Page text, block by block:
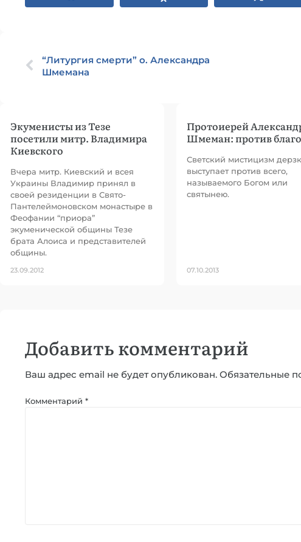
“Литургия смерти” о. Александра
Шмемана
Экуменисты из Тезе
посетили митр. Владимира
Киевского
Вчера митр. Киевский и всея
Украины Владимир принял в
своей резиденции в Свято-
Пантелеймоновском монастыре в
Феофании “приора”
экуменической общины Тезе
брата Алоиса и представителей
общины.
23.09.2012
Протоиерей
Шмеман: против
Светский мистицизм
выступает против всего,
называемого Богом или
святынею.
07.10.2013
Добавить комментарий
Ваш адрес email не будет опубликован. Обязательные
Комментарий *